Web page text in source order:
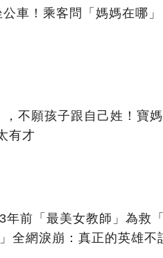
車！乘客問「媽媽在哪
，不願孩子跟自己姓！寶
有才
年前「最美女教師」為救
全網淚崩：真正的英雄不